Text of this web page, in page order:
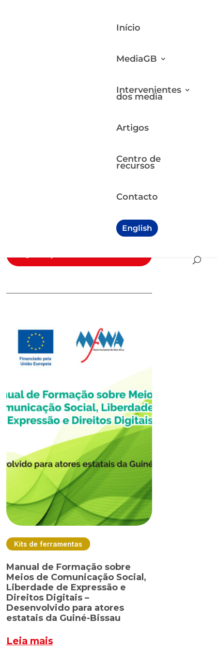
Início
MediaGB
Intervenientes
dos media
Artigos
Centro de
recursos
Contacto
English
Leia mais artigos
Desenvolvimento de Mídia
Liberdade de Imprensa e
Kits de ferramentas
Manual de Formação sobre
Meios de Comunicação Social,
Liberdade de Expressão e
Direitos Digitais –
Desenvolvido para atores
estatais da Guiné-Bissau
Leia mais